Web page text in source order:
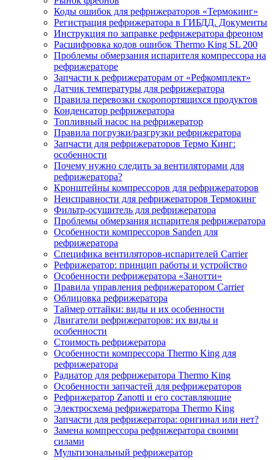
Коды ошибок для рефрижераторов «Термокинг»
Регистрация рефрижератора в ГИБДД. Документы
Инструкция по заправке рефрижератора фреоном
Расшифровка кодов ошибок Thermo King SL 200
Проблемы обмерзания испарителя компрессора на
рефрижераторе
Запчасти к рефрижераторам от «Рефкомплект»
Датчик температуры для рефрижератора
Правила перевозки скоропортящихся продуктов
Конденсатор рефрижератора
Топливный насос на рефрижератор
Правила погрузки/разгрузки рефрижератора
Запчасти для рефрижераторов Термо Кинг:
особенности
Почему нужно следить за вентиляторами для
рефрижератора?
Кронштейны компрессоров для рефрижераторов
Неисправности для рефрижераторов Термокинг
Фильтр-осушитель для рефрижератора
Проблемы обмерзания испарителя рефрижератора
Особенности компрессоров Sanden для
рефрижератора
Специфика вентиляторов-испарителей Carrier
Рефрижератор: принцип работы и устройство
Особенности рефрижератора «Занотти»
Правила управления рефрижератором Carrier
Облицовка рефрижератора
Таймер оттайки: виды и их особенности
Двигатели рефрижераторов: их виды и
особенности
Стоимость рефрижератора
Особенности компрессора Thermo King для
рефрижератора
Радиатор для рефрижератора Thermo King
Особенности запчастей для рефрижераторов
Рефрижератор Zanotti и его составляющие
Электросхема рефрижератора Thermo King
Запчасти для рефрижератора: оригинал или нет?
Замена компрессора рефрижератора своими
силами
Мультизональный рефрижератор